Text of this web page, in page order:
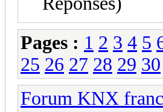
Pages : 1 2 3 4 5
25 26 27 28 29 30
Forum KNX